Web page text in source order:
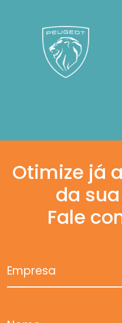
Otimize já
da
Fale
Empresa